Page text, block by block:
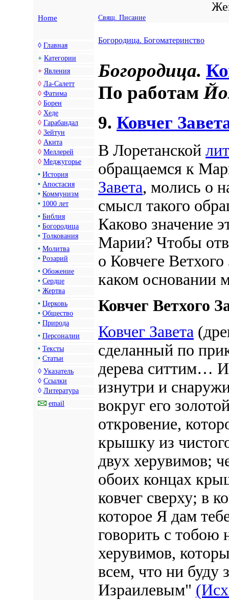
Home Свящ. Писание
◊ Главная
+ Категории
+ Явления
◊ Ла-Салетт
◊ Фатима
◊ Борен
◊ Хеде
◊ Гарабандал
◊ Зейтун
◊ Акита
◊ Меллерей
◊ Меджугорье
• История
• Апостасия
• Коммунизм
• 1000 лет
• Библия
• Богородица
• Толкования
• Молитва
• Розарий
• Обожение
• Сердце
• Жертва
• Церковь
• Общество
• Природа
• Персоналии
• Тексты
• Статьи
◊ Указатель
◊ Ссылки
◊ Литература
email
Богородица. Богоматеринство
Богородица.
По работам
9. Ковчег
В Лоретанской
обращаемся к
Завета, молись о
смысл такого
Каково значение
Марии? Чтобы
о Ковчеге
каком основании
Ковчег Ветхого
Ковчег Завета
сделанный по
дерева ситтим…
изнутри и
вокруг его
откровение,
крышку из
двух херувимов;
обоих концах
ковчег сверху; в
которое Я дам
говорить с тобою
херувимов,
всем, что ни буду
Израилевым"